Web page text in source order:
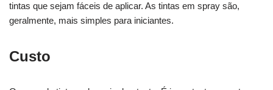
tintas que sejam fáceis de aplicar. As tintas em spray são,
geralmente, mais simples para iniciantes.
Custo